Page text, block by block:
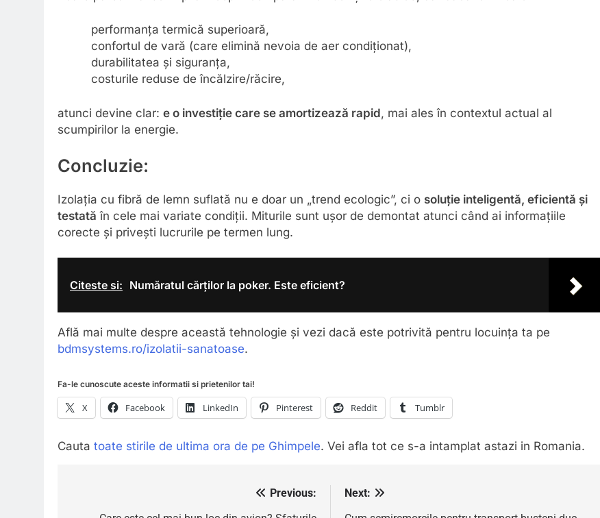
performanța termică superioară,
confortul de vară (care elimină nevoia de aer condiționat),
durabilitatea și siguranța,
costurile reduse de încălzire/răcire,
atunci devine clar: e o investiție care se amortizează rapid, mai ales în contextul actual al
scumpirilor la energie.
Concluzie:
Izolația cu fibră de lemn suflată nu e doar un „trend ecologic”, ci o soluție inteligentă, eficientă și
testată în cele mai variate condiții. Miturile sunt ușor de demontat atunci când ai informațiile
corecte și privești lucrurile pe termen lung.
Citeste si: Număratul cărților la poker. Este eficient?
Află mai multe despre această tehnologie și vezi dacă este potrivită pentru locuința ta pe
bdmsystems.ro/izolatii-sanatoase.
Fa-le cunoscute aceste informatii si prietenilor tai!
X Facebook LinkedIn Pinterest Reddit Tumblr
Cauta toate stirile de ultima ora de pe Ghimpele. Vei afla tot ce s-a intamplat astazi in Romania.
Previous:
Next: